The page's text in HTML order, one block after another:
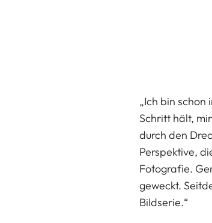
„Ich bin schon
Schritt hält,
durch den
Perspektive,
Fotografie.
geweckt.
Bildserie.“